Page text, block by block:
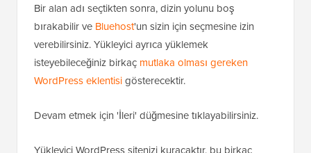
Bir alan adı seçtikten sonra, dizin yolunu boş
bırakabilir ve Bluehost'un sizin için seçmesine izin
verebilirsiniz. Yükleyici ayrıca yüklemek
isteyebileceğiniz birkaç mutlaka olması gereken
WordPress eklentisigösterecektir.
Devam etmek için 'İleri' düğmesine tıklayabilirsiniz.